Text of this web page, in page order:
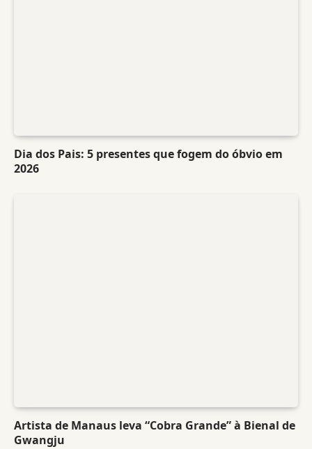
Dia dos Pais: 5 presentes que fogem do óbvio em
2026
Artista de Manaus leva “Cobra Grande” à Bienal de
Gwangju